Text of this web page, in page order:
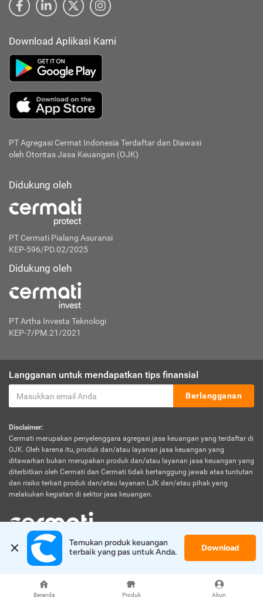
Beranda Produk Akun
Download Aplikasi Kami
PT Agregasi Cermat Indonesia Terdaftar dan Diawasi
oleh Otoritas Jasa Keuangan (OJK)
Didukung oleh
PT Cermati Pialang Asuransi
KEP-596/PD.02/2025
Didukung oleh
PT Artha Investa Teknologi
KEP-7/PM.21/2021
Langganan untuk mendapatkan tips finansial
Berlangganan
Disclaimer:
Cermati merupakan penyelenggara agregasi jasa keuangan yang terdaftar di
OJK. Oleh karena itu, produk dan/atau layanan jasa keuangan yang
ditawarkan bukan merupakan produk dan/atau layanan jasa keuangan yang
diterbitkan oleh Cermati dan Cermati tidak bertanggung jawab atas tuntutan
dan risiko terkait produk dan/atau layanan LJK dan/atau pihak yang
melakukan kegiatan di sektor jasa keuangan.
© 2026 Cermati. All Rights Reserved.
Temukan produk keuangan
terbaik yang pas untuk Anda.
Download